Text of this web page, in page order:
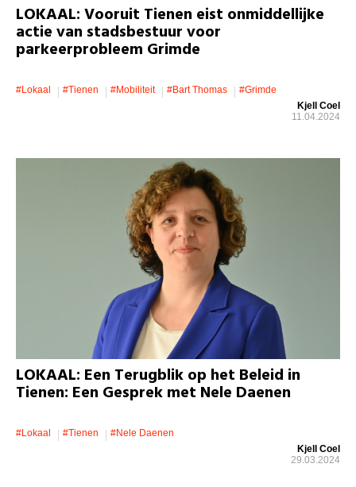
LOKAAL: Vooruit Tienen eist onmiddellijke
actie van stadsbestuur voor
parkeerprobleem Grimde
#lokaal #Tienen #mobiliteit #Bart Thomas
#Grimde
Kjell Coel
11.04.2024
LOKAAL: Een Terugblik op het Beleid in
Tienen: Een Gesprek met Nele Daenen
#lokaal #Tienen
#Nele Daenen
Kjell Coel
29.03.2024